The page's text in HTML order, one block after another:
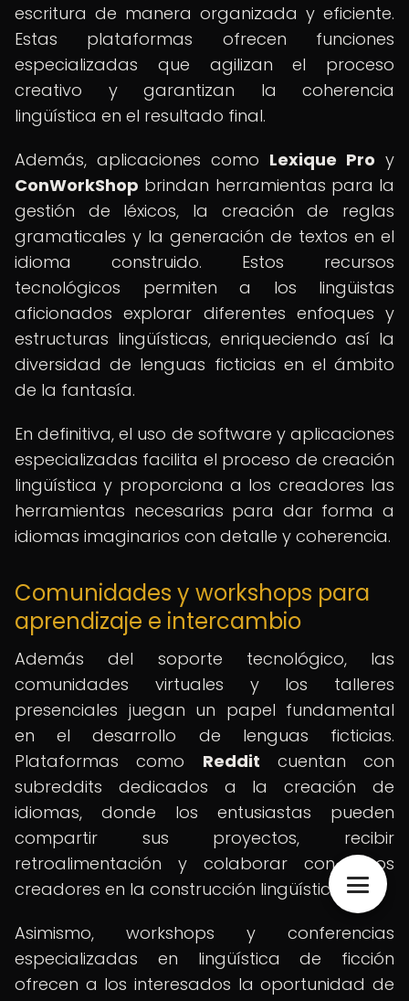
escritura de manera organizada y eficiente.
Estas plataformas ofrecen funciones
especializadas que agilizan el proceso
creativo y garantizan la coherencia
lingüística en el resultado final.
Además, aplicaciones como Lexique Pro y
ConWorkShop brindan herramientas para la
gestión de léxicos, la creación de reglas
gramaticales y la generación de textos en el
idioma construido. Estos recursos
tecnológicos permiten a los lingüistas
aficionados explorar diferentes enfoques y
estructuras lingüísticas, enriqueciendo así la
diversidad de lenguas ficticias en el ámbito
de la fantasía.
En definitiva, el uso de software y aplicaciones
especializadas facilita el proceso de creación
lingüística y proporciona a los creadores las
herramientas necesarias para dar forma a
idiomas imaginarios con detalle y coherencia.
Comunidades y workshops para
aprendizaje e intercambio
Además del soporte tecnológico, las
comunidades virtuales y los talleres
presenciales juegan un papel fundamental
en el desarrollo de lenguas ficticias.
Plataformas como Reddit cuentan con
subreddits dedicados a la creación de
idiomas, donde los entusiastas pueden
compartir sus proyectos, recibir
retroalimentación y colaborar con otros
creadores en la construcción lingüística.
Asimismo, workshops y conferencias
especializadas en lingüística de ficción
ofrecen a los interesados la oportunidad de